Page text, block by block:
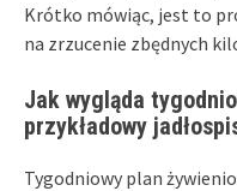
Krótko mówiąc, jest to
na zrzucenie zbędnych
Jak wygląda
przykładowy
Tygodniowy plan